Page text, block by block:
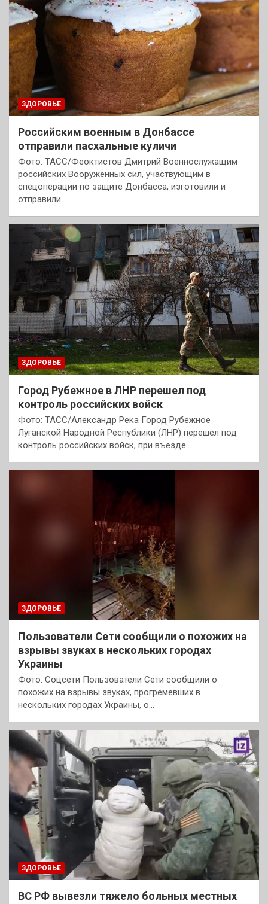
ЗДОРОВЬЕ
Российским военным в Донбассе
отправили пасхальные куличи
Фото: ТАСС/Феоктистов Дмитрий Военнослужащим
российских Вооруженных сил, участвующим в
спецоперации по защите Донбасса, изготовили и
отправили…
ЗДОРОВЬЕ
Город Рубежное в ЛНР перешел под
контроль российских войск
Фото: ТАСС/Александр Река Город Рубежное
Луганской Народной Республики (ЛНР) перешел под
контроль российских войск, при въезде…
ЗДОРОВЬЕ
Пользователи Сети сообщили о похожих на
взрывы звуках в нескольких городах
Украины
Фото: Соцсети Пользователи Сети сообщили о
похожих на взрывы звуках, прогремевших в
нескольких городах Украины, о…
ЗДОРОВЬЕ
ВС РФ вывезли тяжело больных местных